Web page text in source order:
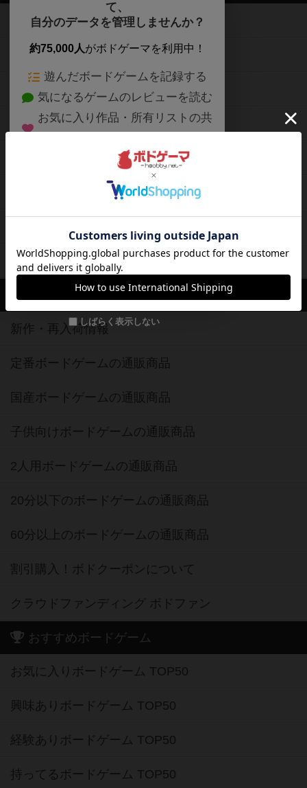
て、
自分のデータを管理しませんか？
約75,000人がボドゲーマを利用中！
遊んだボードゲームを記録する
気になるゲームのレビューを読む
お気に入り作品・所有リストの共
ログイン / 会員登録（10秒）
X
Apple Facebook
メールで会員登録
しばらく表示しない
ボードゲームを検索する
ボードゲームの新着レビュー
ボードゲーム会情報
メカニクス特集
掲示板・トピックス
ボドとも・会員一覧
ボドゲーマご利用案内
ボードゲーム通販
新作・再入荷情報
定番ボードゲームの通販商品
国産ボードゲームの通販商品
子供向けボードゲームの通販商品
2人用ボードゲームの通販商品
20分以下のボードゲームの通販商品
60分以上のボードゲームの通販商品
割引購入！ボドクーポンについて
クラウドファンディング ボドファン
おすすめボードゲーム
お気に入りボードゲーム TOP50
興味ありボードゲーム TOP50
経験ありボードゲーム TOP50
持ってるボードゲーム TOP50